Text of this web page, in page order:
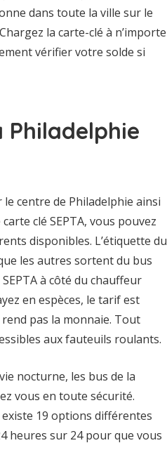
dans toute la ville sur le
la carte-clé à n’importe
vérifier votre solde si
Philadelphie
le centre de Philadelphie ainsi
clé SEPTA, vous pouvez
disponibles. L’étiquette du
les autres sortent du bus
à côté du chauffeur
en espèces, le tarif est
pas la monnaie. Tout
aux fauteuils roulants.
nocturne, les bus de la
vous en toute sécurité.
19 options différentes
heures sur 24 pour que vous